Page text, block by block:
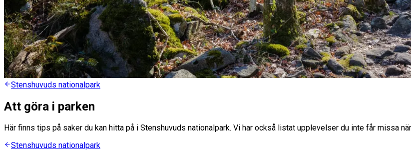
Stenshuvuds nationalpark
Att göra i parken
Här finns tips på saker du kan hitta på i Stenshuvuds nationalpark. Vi har också listat upplevelser du inte får missa
Stenshuvuds nationalpark